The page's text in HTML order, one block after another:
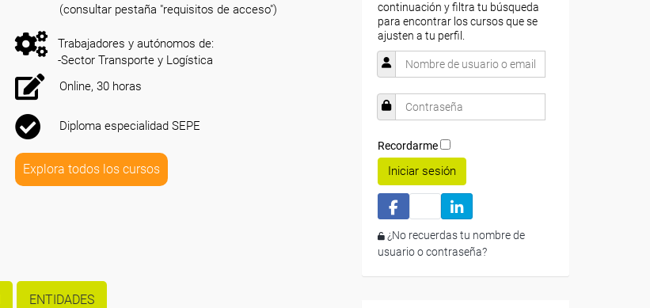
(consultar pestaña "requisitos de acceso")
Trabajadores y autónomos de:
-Sector Transporte y Logística
Online, 30 horas
Diploma especialidad SEPE
Explora todos los cursos
ENTIDADES
continuación y filtra tu búsqueda
para encontrar los cursos que se
ajusten a tu perfil.
Recordarme
Iniciar sesión
¿No recuerdas tu nombre de
usuario o contraseña?